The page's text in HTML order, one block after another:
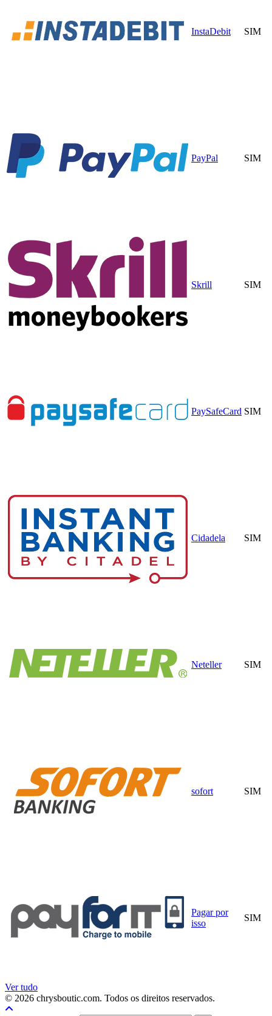
InstaDebit SIM
PayPal SIM
Skrill SIM
PaySafeCard SIM
Cidadela SIM
Neteller SIM
sofort SIM
Pagar por
isso
SIM
Ver tudo
© 2026 chrysboutic.com. Todos os direitos reservados.